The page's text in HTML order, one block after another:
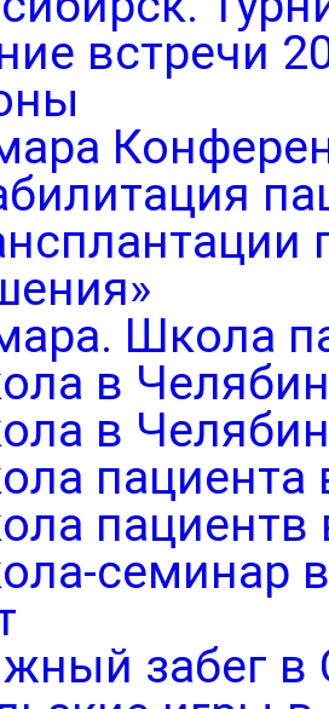
встречи
Школа
в
в
пациента
пациентв
семинар
забег в